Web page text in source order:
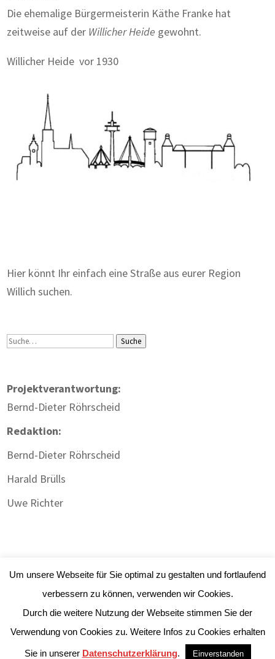
Die ehemalige Bürgermeisterin Käthe Franke hat
zeitweise auf der Willicher Heide gewohnt.
Willicher Heide vor 1930
Hier könnt Ihr einfach eine Straße aus eurer Region
Willich suchen.
Suche Suche
Projektverantwortung:
Bernd-Dieter Röhrscheid
Redaktion:
Bernd-Dieter Röhrscheid
Harald Brülls
Uwe Richter
Um unsere Webseite für Sie optimal zu gestalten und fortlaufend
verbessern zu können, verwenden wir Cookies.
Durch die weitere Nutzung der Webseite stimmen Sie der
Verwendung von Cookies zu. Weitere Infos zu Cookies erhalten
Sie in unserer Datenschutzerklärung. Einverstanden